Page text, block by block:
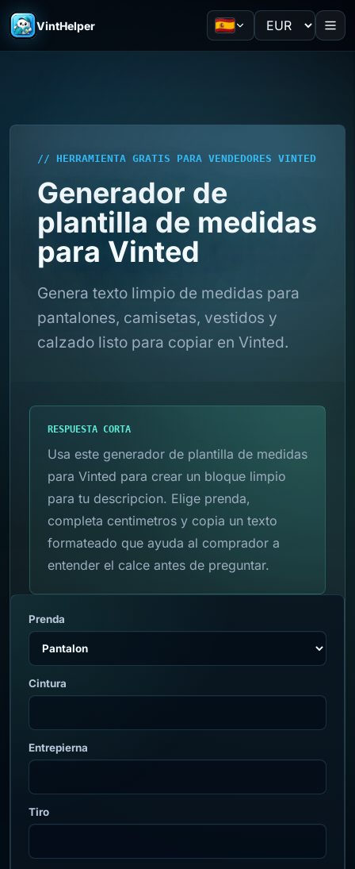
VintHelper
// HERRAMIENTA GRATIS PARA VENDEDORES VINTED
Generador de
plantilla de medidas
para Vinted
Genera texto limpio de medidas para
pantalones, camisetas, vestidos y
calzado listo para copiar en Vinted.
RESPUESTA CORTA
Usa este generador de plantilla de medidas
para Vinted para crear un bloque limpio
para tu descripcion. Elige prenda,
completa centimetros y copia un texto
formateado que ayuda al comprador a
entender el calce antes de preguntar.
Prenda
Cintura
Entrepierna
Tiro